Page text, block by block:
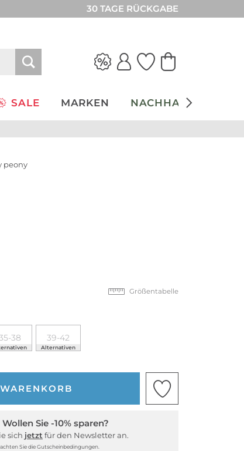
30 TAGE RÜCKGABE
SALE MARKEN NACHHALTIGKEIT
peony
Größentabelle
38 39-42
Alternativen
Wollen Sie -10% sparen?
sich jetzt für den Newsletter an.
Sie die Gutscheinbedingungen.